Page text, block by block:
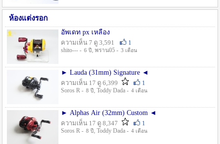
ห้องแต่งรอก
อัพเดท px เหลือง
ความเห็น 7 ดู 3,591
1
shito--- - 6 ปี , พราน05 - 3 เดือน
► Lauda (31mm) Signature ◄
ความเห็น 17 ดู 6,399
1
Soros R - 8 ปี , Toddy Dada - 4 เดือน
► Alphas Air (32mm) Custom ◄
ความเห็น 17 ดู 8,347
1
Soros R - 8 ปี , Toddy Dada - 4 เดือน